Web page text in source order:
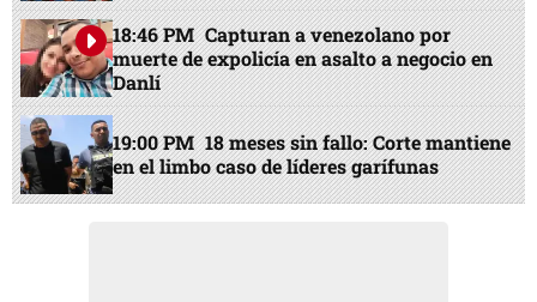
18:46 PM Capturan a venezolano por
muerte de expolicía en asalto a negocio en
Danlí
19:00 PM 18 meses sin fallo: Corte mantiene
en el limbo caso de líderes garífunas